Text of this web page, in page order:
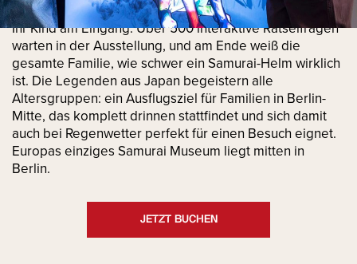
Im Samurai Museum Berlin begrüßt unser Fuchs Kitsune
Ihr Kind am Eingang. Über 500 interaktive Rätselfragen
warten in der Ausstellung, und am Ende weiß die
gesamte Familie, wie schwer ein Samurai-Helm wirklich
ist. Die Legenden aus Japan begeistern alle
Altersgruppen: ein Ausflugsziel für Familien in Berlin-
Mitte, das komplett drinnen stattfindet und sich damit
auch bei Regenwetter perfekt für einen Besuch eignet.
Europas einziges Samurai Museum liegt mitten in
Berlin.
JETZT BUCHEN